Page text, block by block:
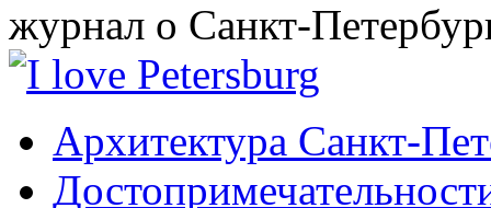
журнал о Санкт-
Архитектура Санкт-